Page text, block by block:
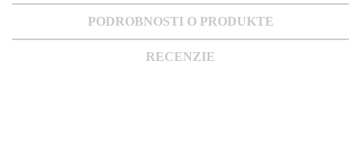
PODROBNOSTI O PRODUKTE
RECENZIE